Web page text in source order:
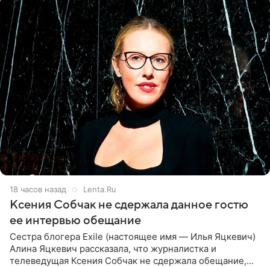
18 часов назад Lenta.Ru
Ксения Собчак не сдержала данное гостю
ее интервью обещание
Сестра блогера Exile (настоящее имя — Илья Яцкевич)
Алина Яцкевич рассказала, что журналистка и
телеведущая Ксения Собчак не сдержала обещание,